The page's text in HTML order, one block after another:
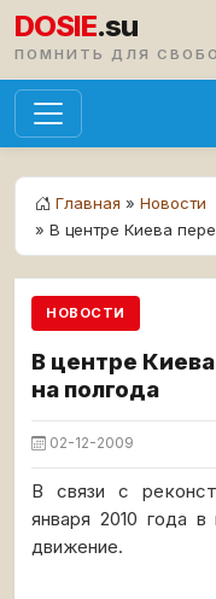
DOSIE.su
ПОМНИТЬ ДЛЯ
Главная » Новости
» В центре Киева
НОВОСТИ
В центре
на полгода
02-12-2009
В связи с
января 2010 года
движение.